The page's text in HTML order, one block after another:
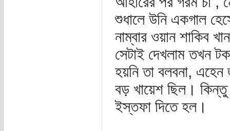
শুধালে উনি একগাল
নাম্বার ওয়ান শাকিব
সেটাই দেখলাম তখন
হয়নি তা বলবনা, এহেন
বড় খায়েশ ছিল। কিন্তু
ইস্তফা দিতে হল।